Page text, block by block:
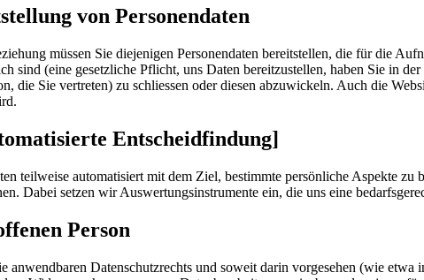
von Personendaten
müssen Sie diejenigen Personendaten bereitstellen, die für die
sind (eine gesetzliche Pflicht, uns Daten bereitzustellen, haben Sie in
die Sie vertreten) zu schliessen oder diesen abzuwickeln. Auch die
Entscheidfindung]
teilweise automatisiert mit dem Ziel, bestimmte persönliche Aspekte
Dabei setzen wir Auswertungsinstrumente ein, die uns eine
Person
anwendbaren Datenschutzrechts und soweit darin vorgesehen (wie